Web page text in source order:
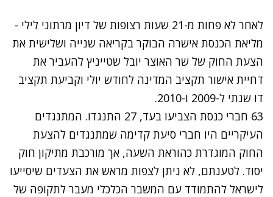
לאחר לא פחות מ-21 שעות רצופות של דיון מרתוני לילי -
מליאת הכנסת אישרה הבוקר בקריאה שנייה ושלישית את
הצעת החוק של שר האוצר יובל שטייניץ להעביר את
דחיית אישור תקציב המדינה לחודש יולי וקביעת תקציב
דו שנתי ל-2009 ו-2010.
63 חברי כנסת הצביעו בעד, 27 התנגדו. המתנגדים
העיקריים היו חברי סיעת קדימה שמתנגדים להצעת
החוק המוגדרת כהוראת השעה, אך מורכבת מתיקון חוק
יסוד. לטענתם, לא ניתן לצפות מראש את הצעדים שיסייעו
לישראל להתמודד עם המשבר הכלכלי מעבר לתקופה של